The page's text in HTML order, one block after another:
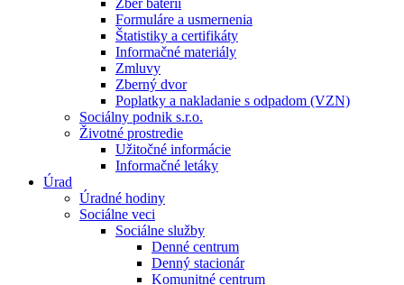
Zber batérií
Formuláre a usmernenia
Štatistiky a certifikáty
Informačné materiály
Zmluvy
Zberný dvor
Poplatky a nakladanie s odpadom (VZN)
Sociálny podnik s.r.o.
Životné prostredie
Užitočné informácie
Informačné letáky
Úrad
Úradné hodiny
Sociálne veci
Sociálne služby
Denné centrum
Denný stacionár
Komunitné centrum